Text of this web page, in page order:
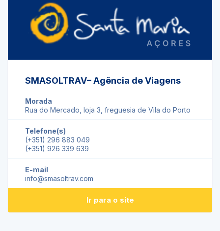
SMASOLTRAV– Agência de Viagens
Morada
Rua do Mercado, loja 3, freguesia de Vila do Porto
Telefone(s)
(+351) 296 883 049
(+351) 926 339 639
E-mail
info@smasoltrav.com
Ir para o site